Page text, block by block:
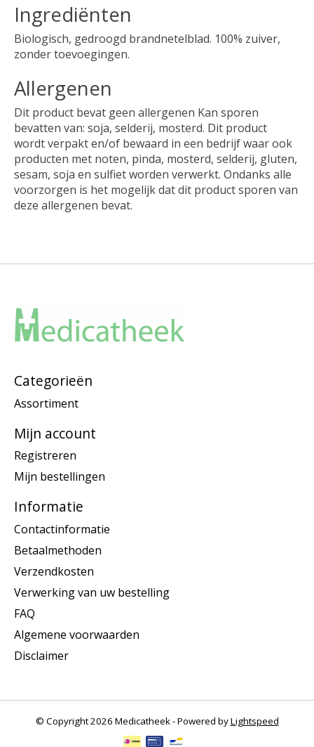
Ingrediënten
Biologisch, gedroogd brandnetelblad. 100% zuiver,
zonder toevoegingen.
Allergenen
Dit product bevat geen allergenen Kan sporen
bevatten van: soja, selderij, mosterd. Dit product
wordt verpakt en/of bewaard in een bedrijf waar ook
producten met noten, pinda, mosterd, selderij, gluten,
sesam, soja en sulfiet worden verwerkt. Ondanks alle
voorzorgen is het mogelijk dat dit product sporen van
deze allergenen bevat.
Categorieën
Assortiment
Mijn account
Registreren
Mijn bestellingen
Informatie
Contactinformatie
Betaalmethoden
Verzendkosten
Verwerking van uw bestelling
FAQ
Algemene voorwaarden
Disclaimer
© Copyright 2026 Medicatheek - Powered byLightspeed